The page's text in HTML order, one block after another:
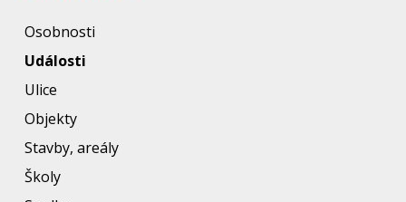
Osobnosti
Události
Ulice
Objekty
Stavby, areály
Školy